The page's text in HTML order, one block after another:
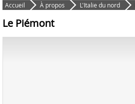
Accueil À propos L'Italie du nord
Le Piémont